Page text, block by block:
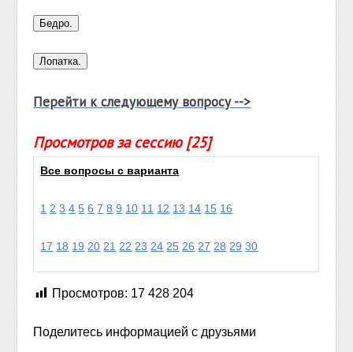
Перейти к следующему вопросу -->
Просмотров за сессию [25]
Все вопросы с варианта
1 2 3 4 5 6 7 8 9 10 11 12 13 14 15 16
17 18 19 20 21 22 23 24 25 26 27 28 29 30
Просмотров: 17 428 204
Поделитесь информацией с друзьями